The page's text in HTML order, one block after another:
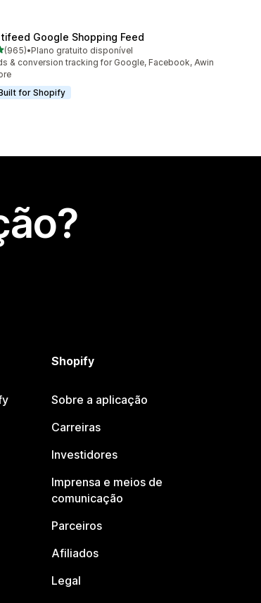
Google Shopping Feed
5 estrelas
(965)de avaliações
•Plano gratuito disponível
& conversion tracking for Google, Facebook, Awin
for Shopify
Shopify
Sobre a aplicação
Carreiras
Investidores
Imprensa e meios de
comunicação
Parceiros
Afiliados
Legal